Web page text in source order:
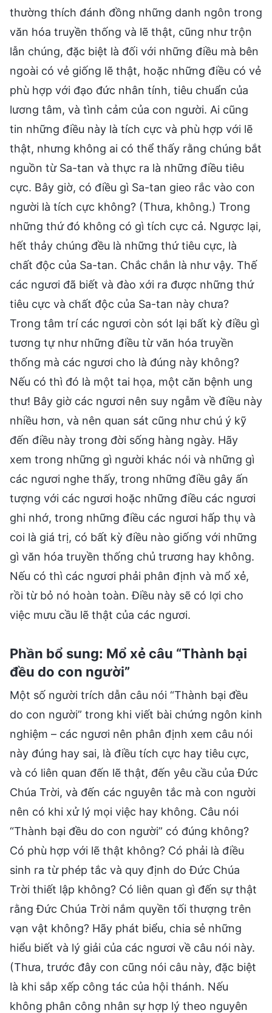
thường thích đánh đồng những danh ngôn trong
văn hóa truyền thống và lẽ thật, cũng như trộn
lẫn chúng, đặc biệt là đối với những điều mà bên
ngoài có vẻ giống lẽ thật, hoặc những điều có vẻ
phù hợp với đạo đức nhân tính, tiêu chuẩn của
lương tâm, và tình cảm của con người. Ai cũng
tin những điều này là tích cực và phù hợp với lẽ
thật, nhưng không ai có thể thấy rằng chúng bắt
nguồn từ Sa-tan và thực ra là những điều tiêu
cực. Bây giờ, có điều gì Sa-tan gieo rắc vào con
người là tích cực không? (Thưa, không.) Trong
những thứ đó không có gì tích cực cả. Ngược lại,
hết thảy chúng đều là những thứ tiêu cực, là
chất độc của Sa-tan. Chắc chắn là như vậy. Thế
các ngươi đã biết và đào xới ra được những thứ
tiêu cực và chất độc của Sa-tan này chưa?
Trong tâm trí các ngươi còn sót lại bất kỳ điều gì
tương tự như những điều từ văn hóa truyền
thống mà các ngươi cho là đúng này không?
Nếu có thì đó là một tai họa, một căn bệnh ung
thư! Bây giờ các ngươi nên suy ngẫm về điều này
nhiều hơn, và nên quan sát cũng như chú ý kỹ
đến điều này trong đời sống hàng ngày. Hãy
xem trong những gì người khác nói và những gì
các ngươi nghe thấy, trong những điều gây ấn
tượng với các ngươi hoặc những điều các ngươi
ghi nhớ, trong những điều các ngươi hấp thụ và
coi là giá trị, có bất kỳ điều nào giống với những
gì văn hóa truyền thống chủ trương hay không.
Nếu có thì các ngươi phải phân định và mổ xẻ,
rồi từ bỏ nó hoàn toàn. Điều này sẽ có lợi cho
việc mưu cầu lẽ thật của các ngươi.
Phần bổ sung: Mổ xẻ câu “Thành bại
đều do con người”
Một số người trích dẫn câu nói “Thành bại đều
do con người” trong khi viết bài chứng ngôn kinh
nghiệm – các ngươi nên phân định xem câu nói
này đúng hay sai, là điều tích cực hay tiêu cực,
và có liên quan đến lẽ thật, đến yêu cầu của Đức
Chúa Trời, và đến các nguyên tắc mà con người
nên có khi xử lý mọi việc hay không. Câu nói
“Thành bại đều do con người” có đúng không?
Có phù hợp với lẽ thật không? Có phải là điều
sinh ra từ phép tắc và quy định do Đức Chúa
Trời thiết lập không? Có liên quan gì đến sự thật
rằng Đức Chúa Trời nắm quyền tối thượng trên
vạn vật không? Hãy phát biểu, chia sẻ những
hiểu biết và lý giải của các ngươi về câu nói này.
(Thưa, trước đây con cũng nói câu này, đặc biệt
là khi sắp xếp công tác của hội thánh. Nếu
không phân công nhân sự hợp lý theo nguyên